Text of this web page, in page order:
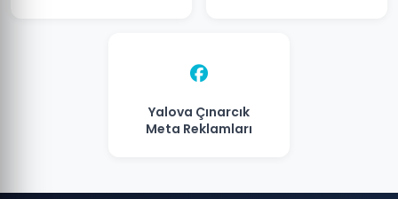
Yalova Çınarcık
Meta Reklamları